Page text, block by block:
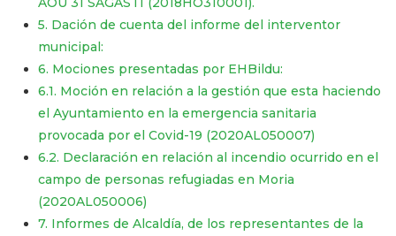
5. Dación de cuenta del informe del interventor
municipal:
6. Mociones presentadas por EHBildu:
6.1. Moción en relación a la gestión que esta haciendo
el Ayuntamiento en la emergencia sanitaria
provocada por el Covid-19 (2020AL050007)
​​​​​​​6.2. Declaración en relación al incendio ocurrido en el
campo de personas refugiadas en Moria
(2020AL050006)
7. Informes de Alcaldía, de los representantes de la